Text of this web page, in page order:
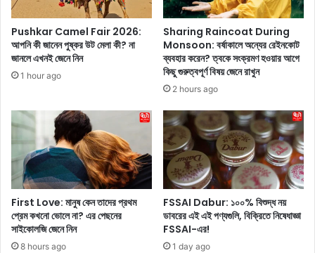
খ্যা
ক
রে
ট্রি
গা
ড়ি
ঞ্চ
র
ল
শা
,
এ
ত
ক
ম
Pushkar Camel Fair 2026:
আপনি কী জানেন পুষ্কর উট মেলা কী? না
জানলে এখনই জেনে নিন
1 hour ago
Sharing Raincoat During
Monsoon: বর্ষাকালে অন্যের রেইনকোট
ব্যবহার করেন? ত্বকে সংক্রমণ হওয়ার আগে
কিছু গুরুত্বপূর্ণ বিষয় জেনে রাখুন
2 hours ago
First Love: মানুষ কেন তাদের প্রথম
প্রেম কখনো ভোলে না? এর পেছনের
সাইকোলজি জেনে নিন
8 hours ago
FSSAI Dabur: ১০০% বিশুদ্ধ নয়
ডাবরের এই এই পণ্যগুলি, বিক্রিতে নিষেধাজ্ঞা
FSSAI-এর!
1 day ago